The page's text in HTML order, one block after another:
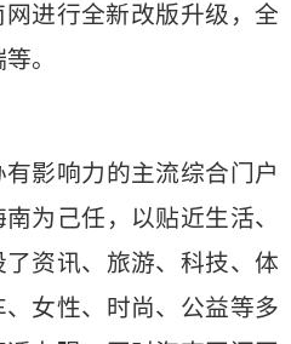
进行全新改版升级，全
。
影响力的主流综合门户
为己任，以贴近生活、
资讯、旅游、科技、体
女性、时尚、公益等多